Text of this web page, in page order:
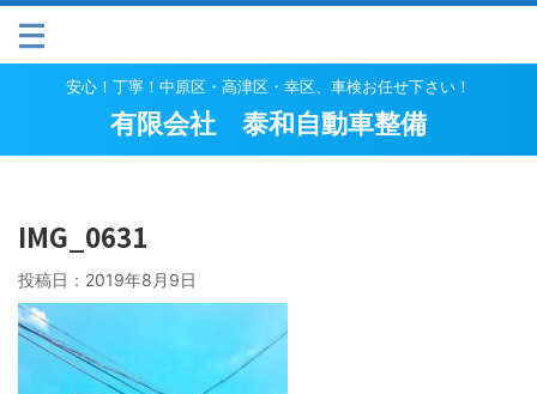
安心！丁寧！中原区・高津区・幸区、車検お任せ下さい！
有限会社 泰和自動車整備
IMG_0631
投稿日： 2019年8月9日